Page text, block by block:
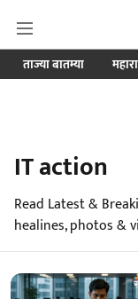
ताज्या बातम्या
IT action
Read Latest &
healines, photos &